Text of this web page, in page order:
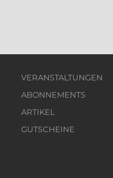
VERANSTALTUNGEN
ABONNEMENTS
ARTIKEL
GUTSCHEINE